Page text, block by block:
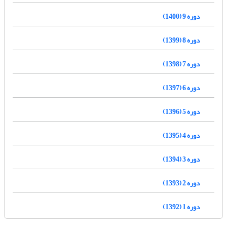
دوره 9 (1400)
دوره 8 (1399)
دوره 7 (1398)
دوره 6 (1397)
دوره 5 (1396)
دوره 4 (1395)
دوره 3 (1394)
دوره 2 (1393)
دوره 1 (1392)